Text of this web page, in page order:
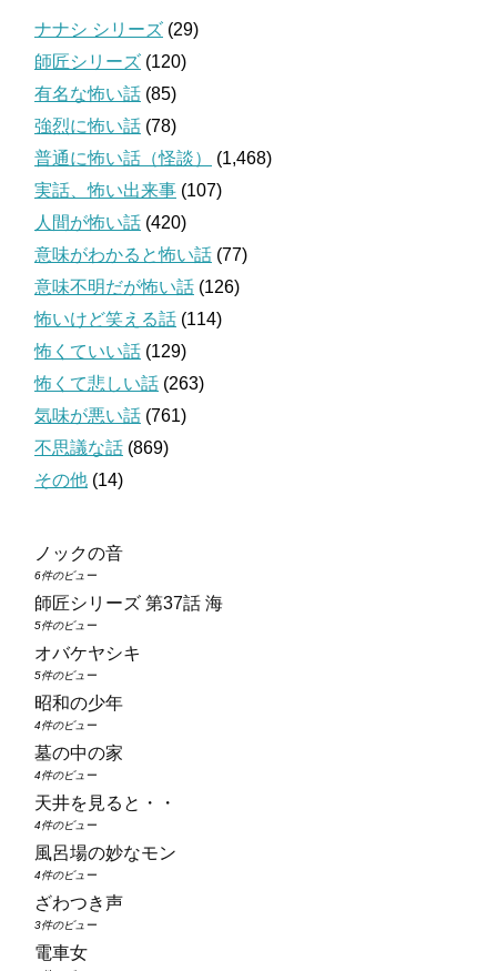
ナナシ シリーズ (29)
師匠シリーズ (120)
有名な怖い話 (85)
強烈に怖い話 (78)
普通に怖い話（怪談）
(1,468)
実話、怖い出来事 (107)
人間が怖い話 (420)
意味がわかると怖い話 (77)
意味不明だが怖い話 (126)
怖いけど笑える話 (114)
怖くていい話 (129)
怖くて悲しい話 (263)
気味が悪い話 (761)
不思議な話 (869)
その他 (14)
ノックの音
6件のビュー
師匠シリーズ 第37話 海
5件のビュー
オバケヤシキ
5件のビュー
昭和の少年
4件のビュー
墓の中の家
4件のビュー
天井を見ると・・
4件のビュー
風呂場の妙なモン
4件のビュー
ざわつき声
3件のビュー
電車女